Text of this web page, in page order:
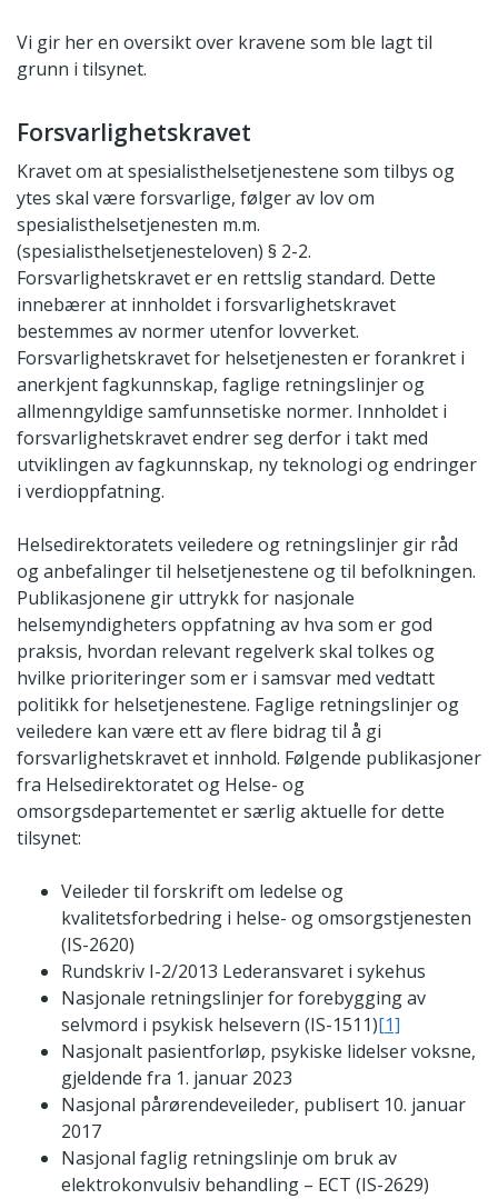
Vi gir her en oversikt over kravene som ble lagt til
grunn i tilsynet.
Forsvarlighetskravet
Kravet om at spesialisthelsetjenestene som tilbys og
ytes skal være forsvarlige, følger av lov om
spesialisthelsetjenesten m.m.
(spesialisthelsetjenesteloven) § 2-2.
Forsvarlighetskravet er en rettslig standard. Dette
innebærer at innholdet i forsvarlighetskravet
bestemmes av normer utenfor lovverket.
Forsvarlighetskravet for helsetjenesten er forankret i
anerkjent fagkunnskap, faglige retningslinjer og
allmenngyldige samfunnsetiske normer. Innholdet i
forsvarlighetskravet endrer seg derfor i takt med
utviklingen av fagkunnskap, ny teknologi og endringer
i verdioppfatning.
Helsedirektoratets veiledere og retningslinjer gir råd
og anbefalinger til helsetjenestene og til befolkningen.
Publikasjonene gir uttrykk for nasjonale
helsemyndigheters oppfatning av hva som er god
praksis, hvordan relevant regelverk skal tolkes og
hvilke prioriteringer som er i samsvar med vedtatt
politikk for helsetjenestene. Faglige retningslinjer og
veiledere kan være ett av flere bidrag til å gi
forsvarlighetskravet et innhold. Følgende publikasjoner
fra Helsedirektoratet og Helse- og
omsorgsdepartementet er særlig aktuelle for dette
tilsynet:
Veileder til forskrift om ledelse og
kvalitetsforbedring i helse- og omsorgstjenesten
(IS-2620)
Rundskriv I-2/2013 Lederansvaret i sykehus
Nasjonale retningslinjer for forebygging av
selvmord i psykisk helsevern (IS-1511)[1]
Nasjonalt pasientforløp, psykiske lidelser voksne,
gjeldende fra 1. januar 2023
Nasjonal pårørendeveileder, publisert 10. januar
2017
Nasjonal faglig retningslinje om bruk av
elektrokonvulsiv behandling – ECT (IS-2629)